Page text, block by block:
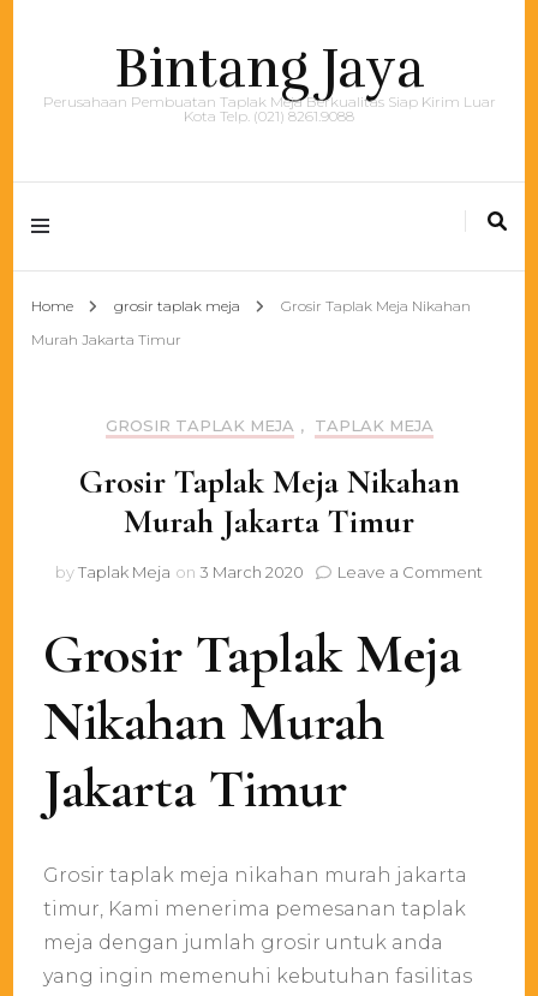
Bintang Jaya
Perusahaan Pembuatan Taplak Meja Berkualitas Siap Kirim Luar
Kota Telp. (021) 8261.9088
Home grosir taplak meja
Grosir Taplak Meja Nikahan
Murah Jakarta Timur
GROSIR TAPLAK MEJA , TAPLAK MEJA
Grosir Taplak Meja Nikahan
Murah Jakarta Timur
byTaplak Meja on 3 March 2020 Leave a Comment
Grosir Taplak Meja
Nikahan Murah
Jakarta Timur
Grosir taplak meja nikahan murah jakarta
timur, Kami menerima pemesanan taplak
meja dengan jumlah grosir untuk anda
yang ingin memenuhi kebutuhan fasilitas